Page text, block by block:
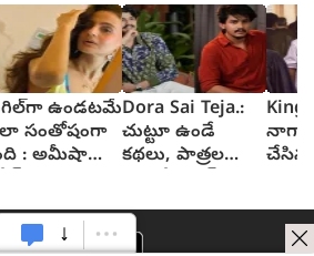
ఉండటమే
సంతోషంగా
: అమీషా
Dora Sai Teja.:
చుట్టూ ఉండే
కథలు, పాత్రల
తేజ
King
చేసిన